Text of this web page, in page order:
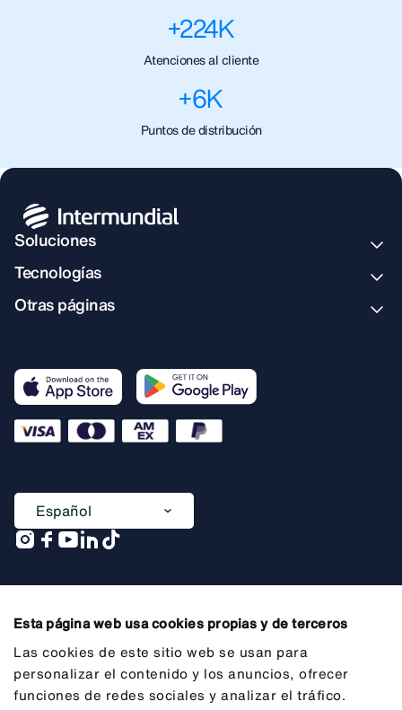
Esta página web usa cookies propias y de terceros
Las cookies de este sitio web se usan para
personalizar el contenido y los anuncios, ofrecer
funciones de redes sociales y analizar el tráfico.
+224K
Atenciones al cliente
+6K
Puntos de distribución
Soluciones
Tecnologías
Otras páginas
Español
Información general previa